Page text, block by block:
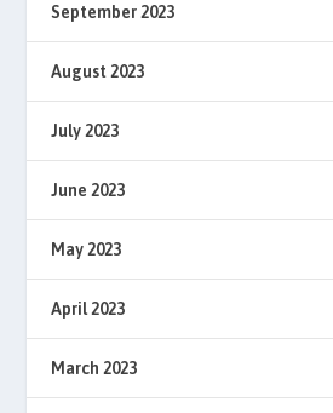
September 2023
August 2023
July 2023
June 2023
May 2023
April 2023
March 2023